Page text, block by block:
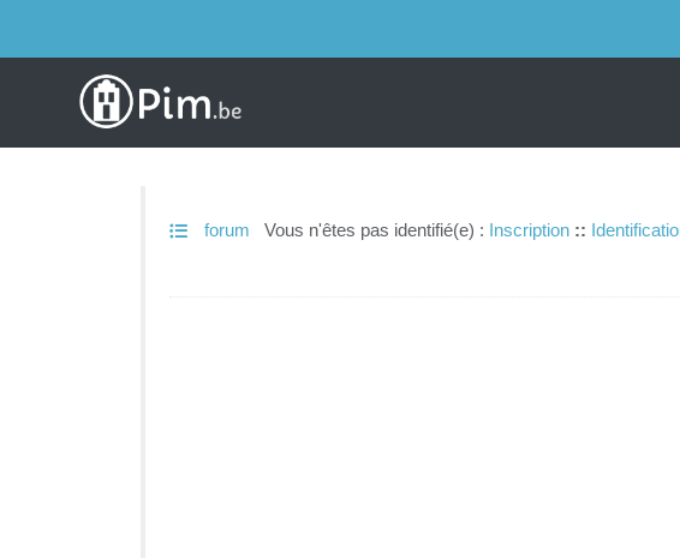
forum Vous n'êtes pas identifié(e) : Inscription ::